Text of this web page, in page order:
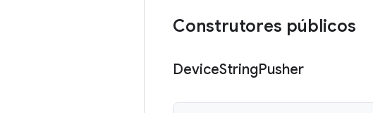
Construtores públicos
DeviceStringPusher